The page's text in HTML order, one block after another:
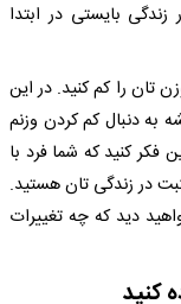
زندگی بایستی در ابتدا
تان را کم کنید. در این
به دنبال کم کردن وزنم
کنید که شما فرد با
در زندگی تان هستید.
دید که چه تغییرات
کنید